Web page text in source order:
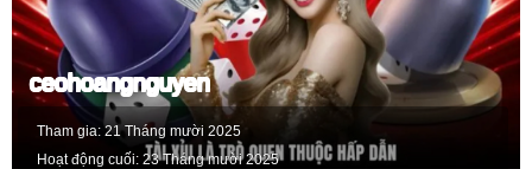
ceohoangnguyen
Tham gia 21 Tháng mười 2025
Hoạt động cuối 23 Tháng mười 2025